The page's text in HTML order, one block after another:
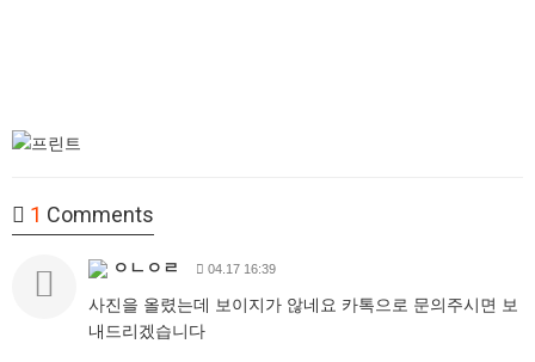
1 Comments
ㅇㄴㅇㄹ 04.17 16:39
사진을 올렸는데 보이지가 않네요 카톡으로 문의주시면 보
내드리겠습니다